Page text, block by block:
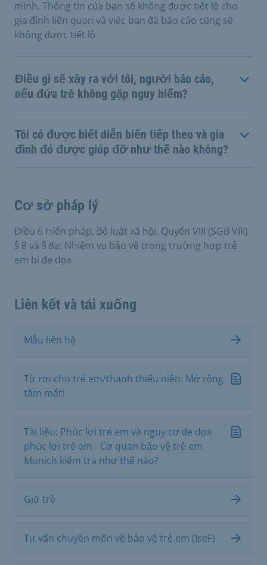
mình. Thông tin của bạn sẽ không được tiết lộ cho
gia đình liên quan và việc bạn đã báo cáo cũng sẽ
không được tiết lộ.
Điều gì sẽ xảy ra với tôi, người báo cáo,
nếu đứa trẻ không gặp nguy hiểm?
Tôi có được biết diễn biến tiếp theo và gia
đình đó được giúp đỡ như thế nào không?
Cơ sở pháp lý
Điều 6 Hiến pháp, Bộ luật xã hội, Quyển VIII (SGB VIII)
§ 8 và § 8a: Nhiệm vụ bảo vệ trong trường hợp trẻ
em bị đe dọa
Liên kết và tải xuống
Mẫu liên hệ
Tờ rơi cho trẻ em/thanh thiếu niên: Mở rộng
tầm mắt!
Tài liệu: Phúc lợi trẻ em và nguy cơ đe dọa
phúc lợi trẻ em - Cơ quan bảo vệ trẻ em
Munich kiểm tra như thế nào?
Giữ trẻ
Tư vấn chuyên môn về bảo vệ trẻ em (IseF)